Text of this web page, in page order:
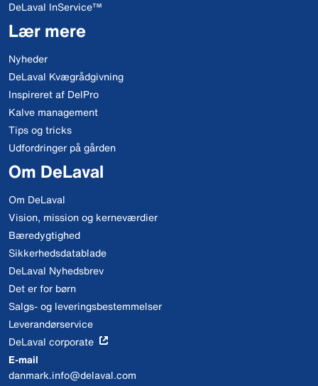
DeLaval InService™
Lær mere
Nyheder
DeLaval Kvægrådgivning
Inspireret af DelPro
Kalve management
Tips og tricks
Udfordringer på gården
Om DeLaval
Om DeLaval
Vision, mission og kerneværdier
Bæredygtighed
Sikkerhedsdatablade
DeLaval Nyhedsbrev
Det er for børn
Salgs- og leveringsbestemmelser
Leverandørservice
DeLaval corporate
E-mail
danmark.info@delaval.com